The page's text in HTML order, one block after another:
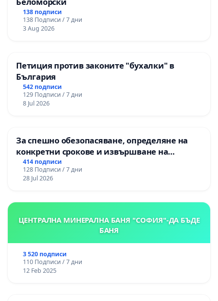
138 подписи
138 Подписи / 7 дни
3 Aug 2026
Петиция против законите "бухалки" в
България
542 подписи
129 Подписи / 7 дни
8 Jul 2026
За спешно обезопасяване, определяне на
конкретни срокове и извършване на
цялостна рехабилитация на
републиканския път между пътен възел АМ
„Тракия“ - гр. Ихтиман - с. Мирово - к.к.
414 подписи
128 Подписи / 7 дни
28 Jul 2026
ЦЕНТРАЛНА МИНЕРАЛНА БАНЯ "СОФИЯ"-ДА БЪДЕ
БАНЯ
3 520 подписи
110 Подписи / 7 дни
12 Feb 2025